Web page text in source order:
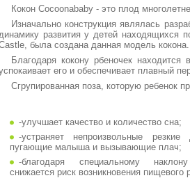
Кокон Cocoonababy - это плод
Изначально конструкция являлась
развития у детей находящихся
была создана данная модель кокона.
Благодаря кокону рбеночек находится
его и обеспечивает плавный
Сгрупированная поза, которую ребенок
-улучшает качество и количество сна;
-устраняет непроизвольные резкие
пугающие малыша и вызывающие плач;
-благодаря специальному
снижается риск возникновения пищевого